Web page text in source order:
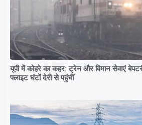
यूपी में कोहरे का कहर: ट्रेन और विमान सेवाएं
फ्लाइट घंटों देरी से पहुंचीं